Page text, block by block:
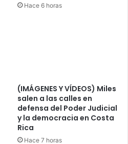
Hace 6 horas
(IMÁGENES Y VÍDEOS) Miles
salen a las calles en
defensa del Poder Judicial
y la democracia en Costa
Rica
Hace 7 horas